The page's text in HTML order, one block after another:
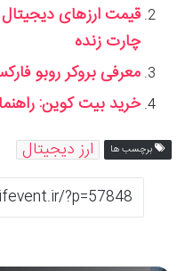
قیمت ارزهای
چارت زنده
معرفی بروکر روبو
خرید بیت کوین:
برچسب ها ارز دیجیتال